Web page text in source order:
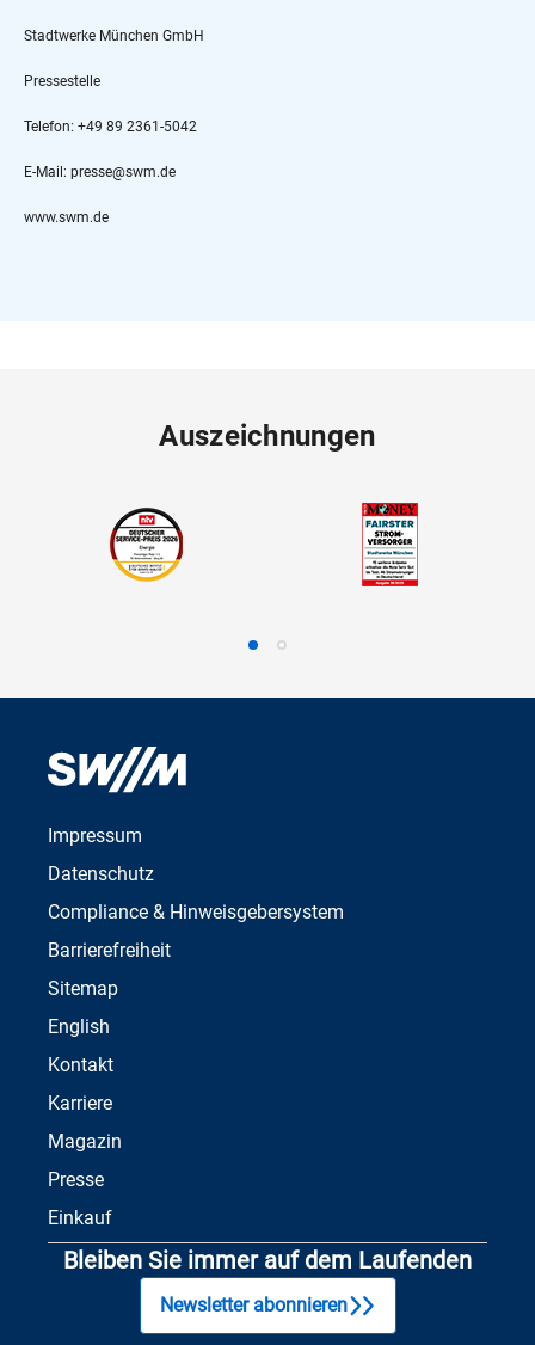
Stadtwerke München GmbH
Pressestelle
Telefon: +49 89 2361-5042
E-Mail: presse@swm.de
www.swm.de
Auszeichnungen
Impressum
Datenschutz
Compliance & Hinweisgebersystem
Barrierefreiheit
Sitemap
English
Kontakt
Karriere
Magazin
Presse
Einkauf